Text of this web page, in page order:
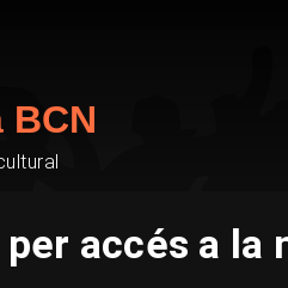
BCN
accés a la